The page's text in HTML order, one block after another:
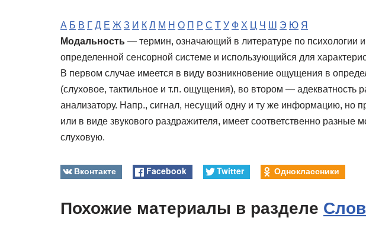
А Б В Г Д Е Ж З И К Л М Н О П Р С Т У Ф Х Ц Ч Ш Э Ю Я
Модальность — термин, означающий в литературе по психологии
определенной сенсорной системе и использующийся для
В первом случае имеется в виду возникновение ощущения в
(слуховое, тактильное и т.п. ощущения), во втором — адекватность
анализатору. Напр., сигнал, несущий одну и ту же информацию, но
или в виде звукового раздражителя, имеет соответственно разные
слуховую.
Вконтакте Facebook Twitter Одноклассники
Похожие материалы в разделе